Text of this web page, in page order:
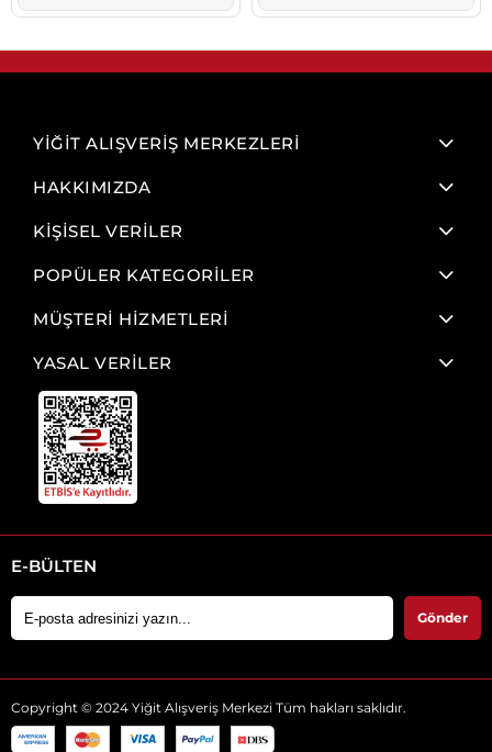
YİĞİT ALIŞVERİŞ MERKEZLERİ
HAKKIMIZDA
KİŞİSEL VERİLER
POPÜLER KATEGORİLER
MÜŞTERİ HİZMETLERİ
YASAL VERİLER
E-BÜLTEN
Gönder
Copyright © 2024 Yiğit Alışveriş Merkezi Tüm hakları saklıdır.